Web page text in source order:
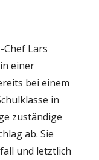
Lars
einer
bei einem
in
zuständige
ab. Sie
und letztlich